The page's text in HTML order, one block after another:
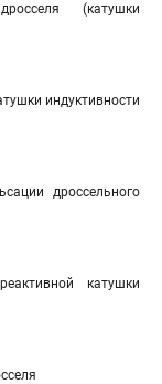
(катушки
индуктивности
дроссельного
катушки